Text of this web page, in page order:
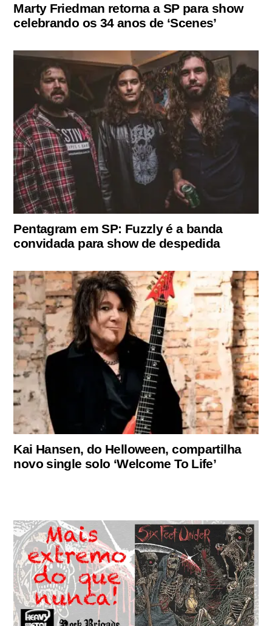
Marty Friedman retorna a SP para show
celebrando os 34 anos de ‘Scenes’
Pentagram em SP: Fuzzly é a banda
convidada para show de despedida
Kai Hansen, do Helloween, compartilha
novo single solo ‘Welcome To Life’